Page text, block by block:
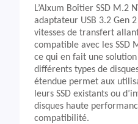
L’Alxum Boîtier SSD M.2
adaptateur USB 3.2 Gen
vitesses de transfert
compatible avec les SSD
ce qui en fait une
différents types de
étendue permet aux
leurs SSD existants ou
disques haute
compatibilité.